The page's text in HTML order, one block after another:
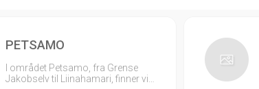
PETSAMO
I området Petsamo, fra Grense
Jakobselv til Liinahamari, finner vi…